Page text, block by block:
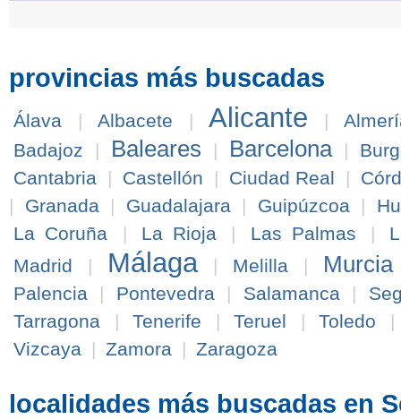
provincias más buscadas
Álava | Albacete | Alicante |
Badajoz
| Baleares | Barcelona |
Cantabria
| Castellón | Ciudad Real |
|
Granada | Guadalajara | Guipúzcoa |
La Coruña
| La Rioja | Las Palmas |
Madrid
| Málaga | Melilla | Murcia
Palencia
| Pontevedra | Salamanca |
Tarragona
| Tenerife | Teruel | Toledo
Vizcaya | Zamora | Zaragoza
localidades más buscadas en